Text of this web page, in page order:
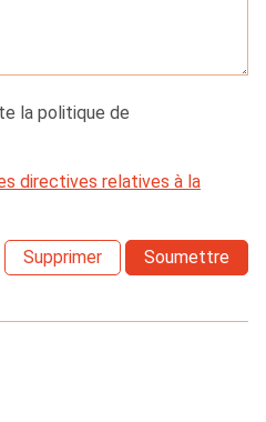
la politique de
directives relatives à la
Supprimer Soumettre